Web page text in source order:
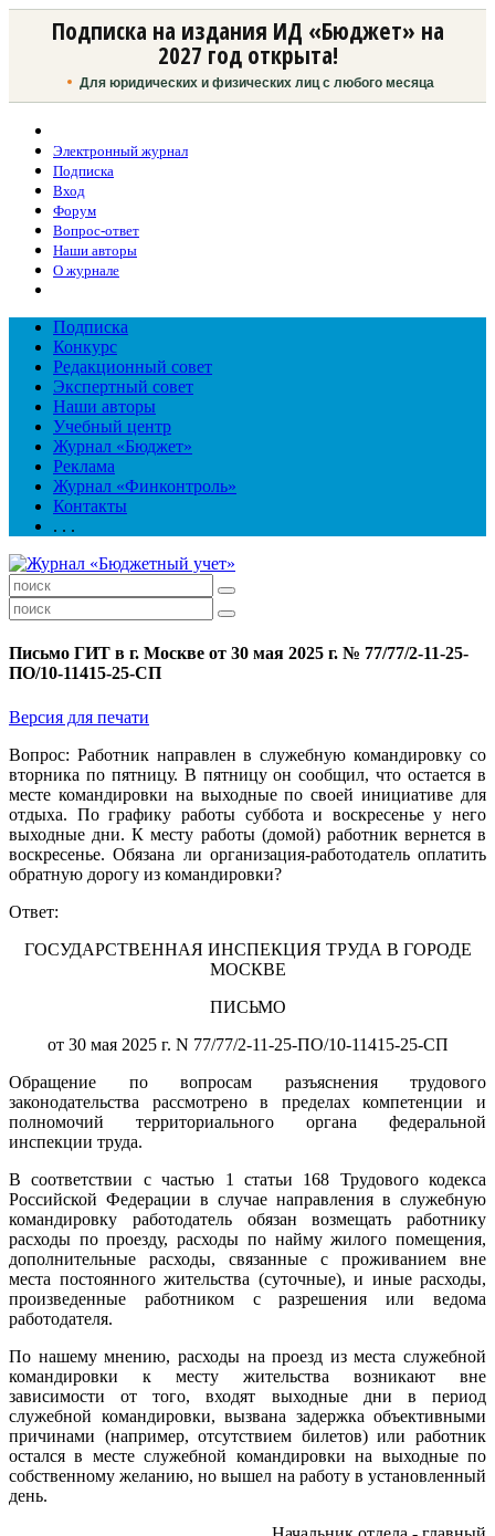
Подписка на издания ИД «Бюджет» на
2027 год открыта!
Для юридических и физических лиц с любого месяца
Электронный журнал
Подписка
Вход
Форум
Вопрос-ответ
Наши авторы
О журнале
Подписка
Конкурс
Редакционный совет
Экспертный совет
Наши авторы
Учебный центр
Журнал «Бюджет»
Реклама
Журнал «Финконтроль»
Контакты
. . .
Письмо ГИТ в г. Москве от 30 мая 2025 г. № 77/77/2-11-25-
ПО/10-11415-25-СП
Версия для печати
Вопрос: Работник направлен в служебную командировку со
вторника по пятницу. В пятницу он сообщил, что остается в
месте командировки на выходные по своей инициативе для
отдыха. По графику работы суббота и воскресенье у него
выходные дни. К месту работы (домой) работник вернется в
воскресенье. Обязана ли организация-работодатель оплатить
обратную дорогу из командировки?
Ответ:
ГОСУДАРСТВЕННАЯ ИНСПЕКЦИЯ ТРУДА В ГОРОДЕ
МОСКВЕ
ПИСЬМО
от 30 мая 2025 г. N 77/77/2-11-25-ПО/10-11415-25-СП
Обращение по вопросам разъяснения трудового
законодательства рассмотрено в пределах компетенции и
полномочий территориального органа федеральной
инспекции труда.
В соответствии с частью 1 статьи 168 Трудового кодекса
Российской Федерации в случае направления в служебную
командировку работодатель обязан возмещать работнику
расходы по проезду, расходы по найму жилого помещения,
дополнительные расходы, связанные с проживанием вне
места постоянного жительства (суточные), и иные расходы,
произведенные работником с разрешения или ведома
работодателя.
По нашему мнению, расходы на проезд из места служебной
командировки к месту жительства возникают вне
зависимости от того, входят выходные дни в период
служебной командировки, вызвана задержка объективными
причинами (например, отсутствием билетов) или работник
остался в месте служебной командировки на выходные по
собственному желанию, но вышел на работу в установленный
день.